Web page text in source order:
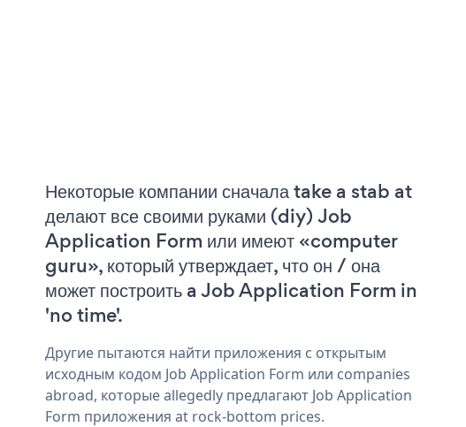
Некоторые компании сначала take a stab at
делают все своими руками (diy) Job
Application Form или имеют «computer
guru», который утверждает, что он / она
может построить a Job Application Form in
'no time'.
Другие пытаются найти приложения с открытым
исходным кодом Job Application Form или companies
abroad, которые allegedly предлагают Job Application
Form приложения at rock-bottom prices.